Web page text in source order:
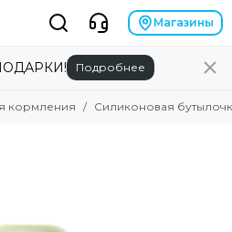
Магазины
Подробнее
кормления Силиконовая